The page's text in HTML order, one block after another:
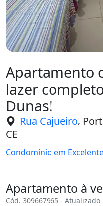
Apartamento
lazer
Dunas!
Rua Cajueiro,
CE
Condomínio em Excelente
Apartamento à
Cód. 309667965 - Atualizado